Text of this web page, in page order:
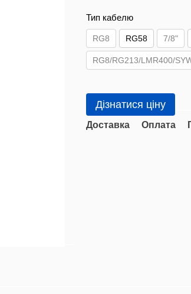
Тип кабелю
RG8 RG58 7/8"
RG8/RG213/LMR400/
Дізнатися ціну
Доставка Оплата